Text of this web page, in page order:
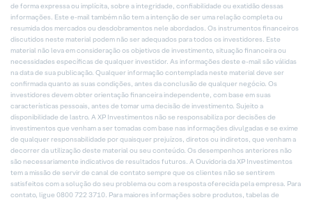
de forma expressa ou implícita, sobre a integridade, confiabilidade ou exatidão dessas
informações. Este e-mail também não tem a intenção de ser uma relação completa ou
resumida dos mercados ou desdobramentos nele abordados. Os instrumentos financeiros
discutidos neste material podem não ser adequados para todos os investidores. Este
material não leva em consideração os objetivos de investimento, situação financeira ou
necessidades específicas de qualquer investidor. As informações deste e-mail são válidas
na data de sua publicação. Qualquer informação contemplada neste material deve ser
confirmada quanto as suas condições, antes da conclusão de qualquer negócio. Os
investidores devem obter orientação financeira independente, com base em suas
características pessoais, antes de tomar uma decisão de investimento. Sujeito a
disponibilidade de lastro. A XP Investimentos não se responsabiliza por decisões de
investimentos que venham a ser tomadas com base nas informações divulgadas e se exime
de qualquer responsabilidade por quaisquer prejuízos, diretos ou indiretos, que venham a
decorrer da utilização deste material ou seu conteúdo. Os desempenhos anteriores não
são necessariamente indicativos de resultados futuros. A Ouvidoria da XP Investimentos
tem a missão de servir de canal de contato sempre que os clientes não se sentirem
satisfeitos com a solução do seu problema ou com a resposta oferecida pela empresa. Para
contato, ligue 0800 722 3710. Para maiores informações sobre produtos, tabelas de